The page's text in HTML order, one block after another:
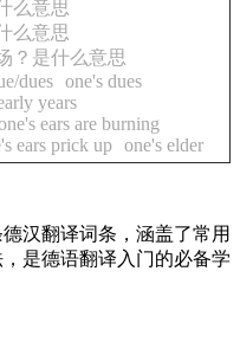
么意思
么意思
？是什么意思
dues one's dues
years
ears are burning
ears prick up one's elder
汉翻译词条，涵盖了常用
是德语翻译入门的必备学